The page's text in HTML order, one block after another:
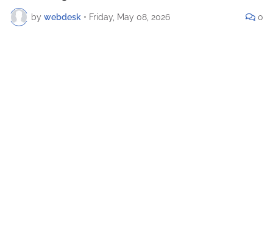
by webdesk • Friday, May 08, 2026 0